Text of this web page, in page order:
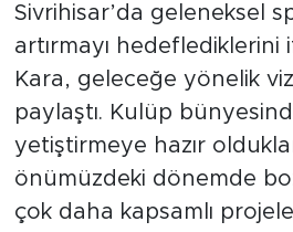
Sivrihisar’da geleneksel
artırmayı
Kara, geleceğe yönelik
paylaştı. Kulüp
yetiştirmeye hazır
önümüzdeki dönemde
çok daha kapsamlı